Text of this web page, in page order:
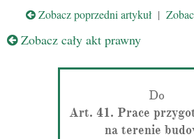
Zobacz poprzedni artykuł |
Zobacz cały akt prawny
Do
Art. 41. Prace
na terenie